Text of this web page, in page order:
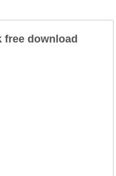
free download